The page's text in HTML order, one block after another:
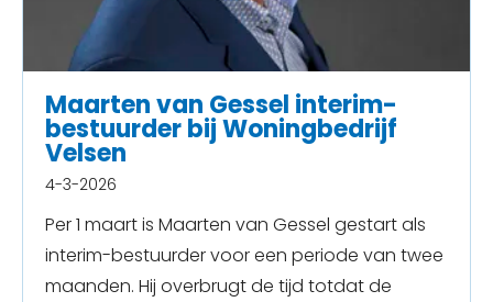
Maarten van Gessel interim-
bestuurder bij Woningbedrijf
Velsen
4-3-2026
Per 1 maart is Maarten van Gessel gestart als
interim-bestuurder voor een periode van twee
maanden. Hij overbrugt de tijd totdat de